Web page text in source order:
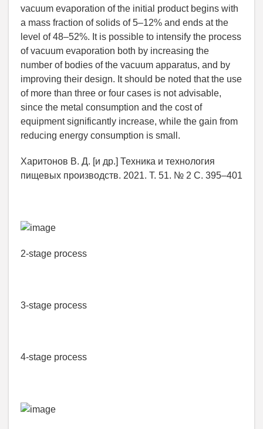
vacuum evaporation of the initial product begins with
a mass fraction of solids of 5–12% and ends at the
level of 48–52%. It is possible to intensify the process
of vacuum evaporation both by increasing the
number of bodies of the vacuum apparatus, and by
improving their design. It should be noted that the use
of more than three or four cases is not advisable,
since the metal consumption and the cost of
equipment significantly increase, while the gain from
reducing energy consumption is small.
Харитонов В. Д. [и др.] Техника и технология
пищевых производств. 2021. Т. 51. № 2 С. 395–401
2-stage process
3-stage process
4-stage process